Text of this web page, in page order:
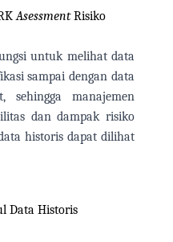
AsessmentRisiko
untuk melihat data
sampai dengan data
sehingga manajemen
dan dampak risiko
historis dapat dilihat
Data Historis